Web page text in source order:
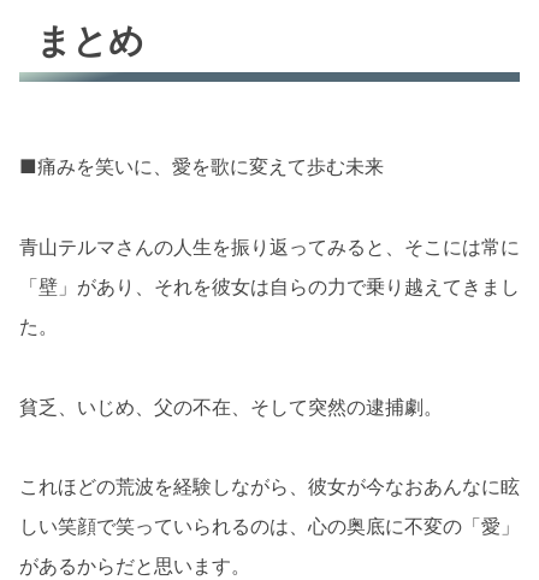
まとめ
■痛みを笑いに、愛を歌に変えて歩む未来
青山テルマさんの人生を振り返ってみると、そこには常に
「壁」があり、それを彼女は自らの力で乗り越えてきまし
た。
貧乏、いじめ、父の不在、そして突然の逮捕劇。
これほどの荒波を経験しながら、彼女が今なおあんなに眩
しい笑顔で笑っていられるのは、心の奥底に不変の「愛」
があるからだと思います。